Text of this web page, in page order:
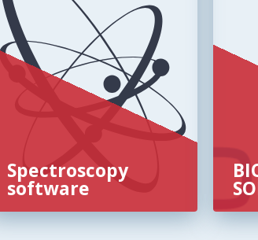
Spectroscopy
software